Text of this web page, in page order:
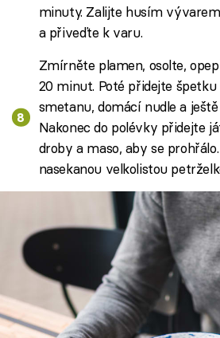
minuty. Zalijte husím
a přiveďte k varu.
Zmírněte plamen, osolte,
20 minut. Poté přidejte
smetanu, domácí nudle a
Nakonec do polévky přidejte
droby a maso, aby se
nasekanou velkolistou